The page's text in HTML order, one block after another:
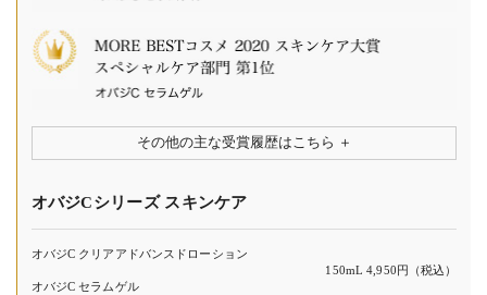
その他の主な受賞履歴はこちら
オバジCシリーズ スキンケア
オバジC クリアアドバンスドローション
150mL 4,950円（税込）
オバジC セラムゲル